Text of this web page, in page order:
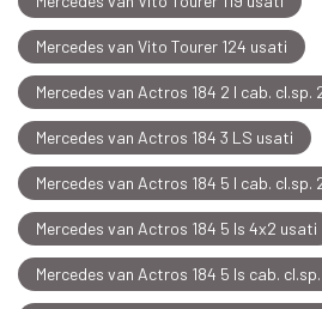
Mercedes van Vito Tourer 124 usati
Mercedes van Actros 184 2 l cab. cl.sp.
Mercedes van Actros 184 3 LS usati
Mercedes van Actros 184 5 l cab. cl.sp.
Mercedes van Actros 184 5 ls 4x2 usati
Mercedes van Actros 184 5 ls cab.